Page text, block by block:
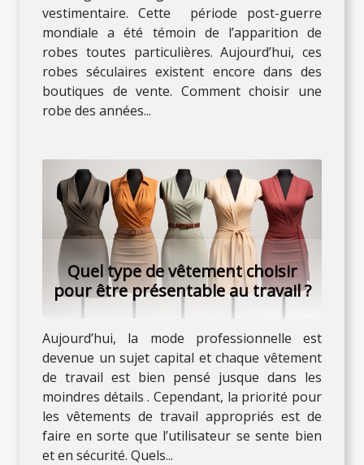
vestimentaire. Cette période post-guerre
mondiale a été témoin de l’apparition de
robes toutes particulières. Aujourd’hui, ces
robes séculaires existent encore dans des
boutiques de vente. Comment choisir une
robe des années...
Quel type de vêtement choisir
pour être présentable au travail ?
Aujourd’hui, la mode professionnelle est
devenue un sujet capital et chaque vêtement
de travail est bien pensé jusque dans les
moindres détails . Cependant, la priorité pour
les vêtements de travail appropriés est de
faire en sorte que l’utilisateur se sente bien
et en sécurité. Quels...